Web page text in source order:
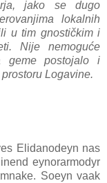
jako se dugo
lokalnih
u tim gnostičkim i
Nije nemoguće
geme postojalo i
Logavine.
Elidanodeyn nas
eynorarmodyr
Soeyn vaak